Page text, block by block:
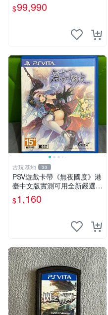
4 The GOLDEN 中文版【台
中恐龍電玩】
$99,990
古玩基地 33
PSV遊戲卡帶《無夜國度》港
臺中文版實測可用全新嚴選成
色如圖可放心購買 無夜國度
PSV 港臺中文 游戲卡帶
$1,160